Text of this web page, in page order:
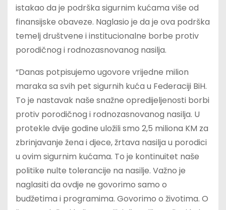
istakao da je podrška sigurnim kućama više od
finansijske obaveze. Naglasio je da je ova podrška
temelj društvene i institucionalne borbe protiv
porodičnog i rodnozasnovanog nasilja.
“Danas potpisujemo ugovore vrijedne milion
maraka sa svih pet sigurnih kuća u Federaciji BiH.
To je nastavak naše snažne opredijeljenosti borbi
protiv porodičnog i rodnozasnovanog nasilja. U
protekle dvije godine uložili smo 2,5 miliona KM za
zbrinjavanje žena i djece, žrtava nasilja u porodici
u ovim sigurnim kućama. To je kontinuitet naše
politike nulte tolerancije na nasilje. Važno je
naglasiti da ovdje ne govorimo samo o
budžetima i programima. Govorimo o životima. O